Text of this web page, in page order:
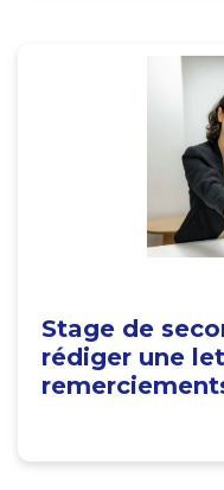
Stage de
rédiger une